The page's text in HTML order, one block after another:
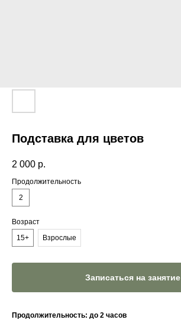
Подставка для цветов
2 000 р.
Продолжительность
2
Возраст
15+
Взрослые
Записаться на занятие
Продолжительность: до 2 часов